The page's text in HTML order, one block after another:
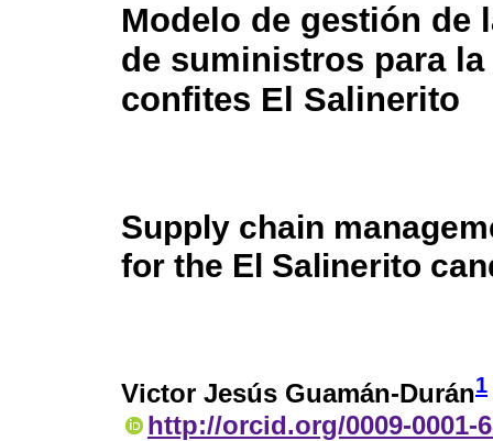
Modelo de gestión de
de suministros para
confites El Salinerito
Supply chain
for the El Salinerito
Victor Jesús Guamán-Durán1
http://orcid.org/0009-0001-